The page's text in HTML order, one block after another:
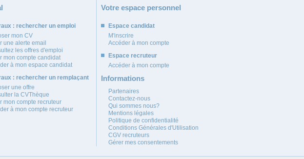
: rechercher un emploi
mon CV
une alerte email
les offres d'emploi
mon compte candidat
à mon espace candidat
: rechercher un remplaçant
une offre
la CVThèque
mon compte recruteur
à mon compte recruteur
Votre espace personnel
Espace candidat
M'inscrire
Accéder à mon compte
Espace recruteur
Accéder à mon compte
Informations
Partenaires
Contactez-nous
Qui sommes nous?
Mentions légales
Politique de confidentialité
Conditions Générales d'Utilisation
CGV recruteurs
Gérer mes consentements